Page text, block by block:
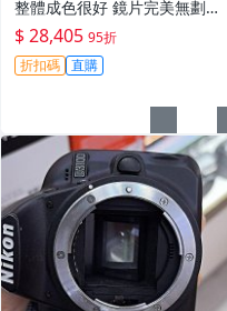
整體成色很好 鏡片完美無劃痕
功能一切正常 無拆修無-3430
$ 28,405 95折
折扣碼 直購